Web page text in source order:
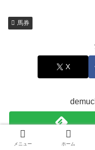
馬券
X
メニュー ホーム